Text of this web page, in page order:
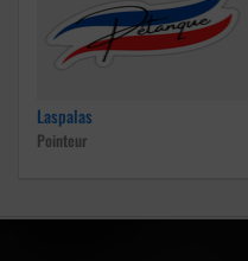
Laspalas
Pointeur